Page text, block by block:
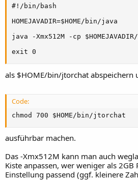
#!/bin/bash
HOMEJAVADIR=$HOME/bin/java
java -Xmx512M -cp
exit 0
als $HOME/bin/jtorchat abspeichern
Code:
chmod 700 $HOME/bin/jtorchat
ausführbar machen.
Das -Xmx512M kann man auch
Kiste anpassen, wer weniger als 2GB
Einstellung passend (ggf. kleinere